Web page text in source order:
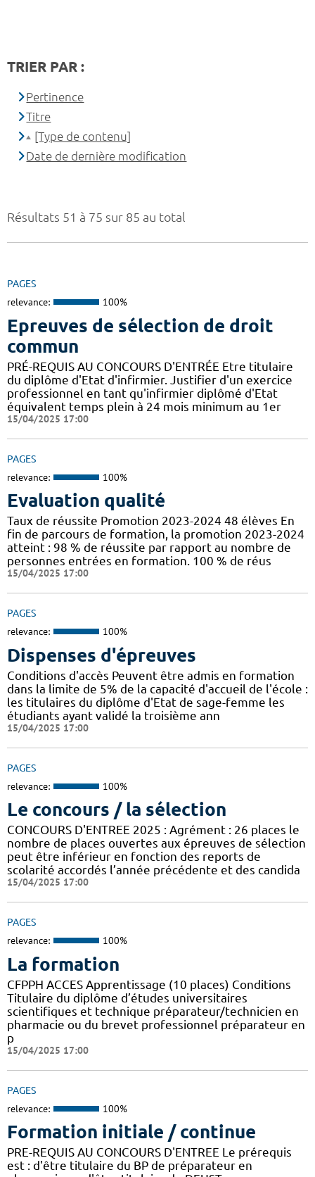
Résultats 51 à 75 sur 85 au total
PAGES
relevance: 100%
Epreuves de sélection de droit
commun
PRÉ-REQUIS AU CONCOURS D'ENTRÉE Etre titulaire
du diplôme d'Etat d'infirmier. Justifier d'un exercice
professionnel en tant qu'infirmier diplômé d'Etat
équivalent temps plein à 24 mois minimum au 1er
15/04/2025 17:00
PAGES
relevance: 100%
Evaluation qualité
Taux de réussite Promotion 2023-2024 48 élèves En
fin de parcours de formation, la promotion 2023-2024
atteint : 98 % de réussite par rapport au nombre de
personnes entrées en formation. 100 % de réus
15/04/2025 17:00
PAGES
relevance: 100%
Dispenses d'épreuves
Conditions d'accès Peuvent être admis en formation
dans la limite de 5% de la capacité d'accueil de l'école :
les titulaires du diplôme d'Etat de sage-femme les
étudiants ayant validé la troisième ann
15/04/2025 17:00
PAGES
relevance: 100%
Le concours / la sélection
CONCOURS D'ENTREE 2025 : Agrément : 26 places le
nombre de places ouvertes aux épreuves de sélection
peut être inférieur en fonction des reports de
scolarité accordés l’année précédente et des candida
15/04/2025 17:00
PAGES
relevance: 100%
La formation
CFPPH ACCES Apprentissage (10 places) Conditions
Titulaire du diplôme d’études universitaires
scientifiques et technique préparateur/technicien en
pharmacie ou du brevet professionnel préparateur en
p
15/04/2025 17:00
PAGES
relevance: 100%
Formation initiale / continue
PRE-REQUIS AU CONCOURS D'ENTREE Le prérequis
est : d'être titulaire du BP de préparateur en
TRIER PAR :
Pertinence
Titre
[Type de contenu]
Date de dernière modification